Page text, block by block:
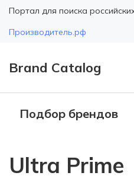
Портал для поиска
Производитель.рф
Brand Catalog
Подбор брендов
Ultra Prime